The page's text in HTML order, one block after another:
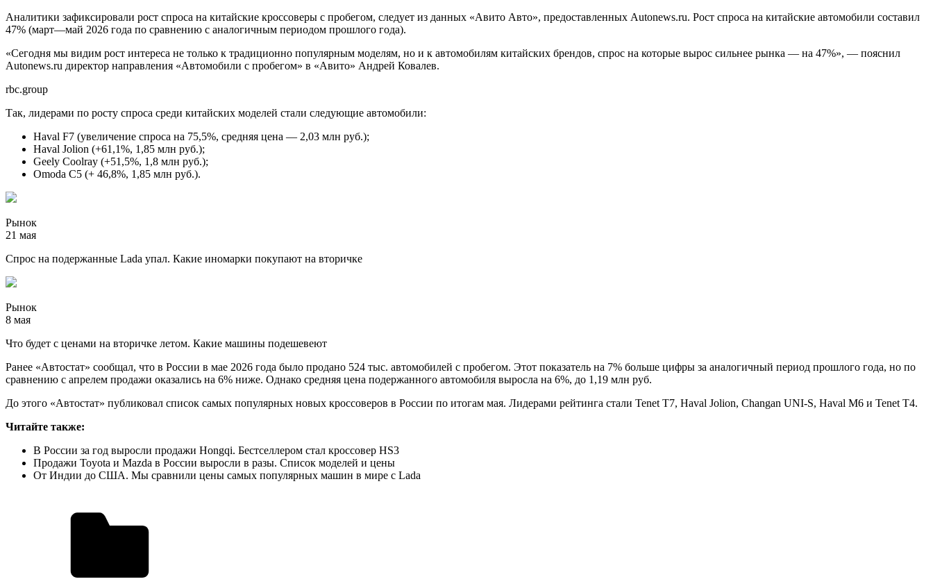
Аналитики зафиксировали рост спроса на китайские кроссоверы с пробегом, следует из данных «Авито Авто», предоставленных Autonews.ru. Рост спроса на китайские автомобили составил
47% (март—май 2026 года по сравнению с аналогичным периодом прошлого года).
«Сегодня мы видим рост интереса не только к традиционно популярным моделям, но и к автомобилям китайских брендов, спрос на которые вырос сильнее рынка — на 47%», — пояснил
Autonews.ru директор направления «Автомобили с пробегом» в «Авито» Андрей Ковалев.
rbc.group
Так, лидерами по росту спроса среди китайских моделей стали следующие автомобили:
Haval F7 (увеличение спроса на 75,5%, средняя цена — 2,03 млн руб.);
Haval Jolion (+61,1%, 1,85 млн руб.);
Geely Coolray (+51,5%, 1,8 млн руб.);
Omoda C5 (+ 46,8%, 1,85 млн руб.).
Рынок
21 мая
Спрос на подержанные Lada упал. Какие иномарки покупают на вторичке
Рынок
8 мая
Что будет с ценами на вторичке летом. Какие машины подешевеют
Ранее «Автостат» сообщал, что в России в мае 2026 года было продано 524 тыс. автомобилей с пробегом. Этот показатель на 7% больше цифры за аналогичный период прошлого года, но по
сравнению с апрелем продажи оказались на 6% ниже. Однако средняя цена подержанного автомобиля выросла на 6%, до 1,19 млн руб.
До этого «Автостат» публиковал список самых популярных новых кроссоверов в России по итогам мая. Лидерами рейтинга стали Tenet T7, Haval Jolion, Changan UNI-S, Haval M6 и Tenet T4.
Читайте также:
В России за год выросли продажи Hongqi. Бестселлером стал кроссовер HS3
Продажи Toyota и Mazda в России выросли в разы. Список моделей и цены
От Индии до США. Мы сравнили цены самых популярных машин в мире с Lada